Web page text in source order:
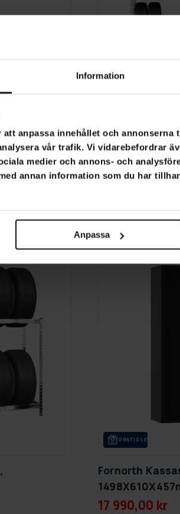
Information
anpassa innehållet och annonserna
vår trafik. Vi vidarebefordrar
medier och annons- och
annan information som du har
Anpassa
GRA­TIS LE­VE­RANS
Fornorth
110x40x200CM
GRA­TIS LE­VE­RANS
Fornorth
17 990,00 kr